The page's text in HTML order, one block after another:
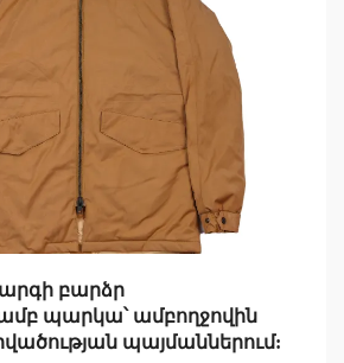
բարձր
պարկա՝ ամբողջովին
պայմաններում: